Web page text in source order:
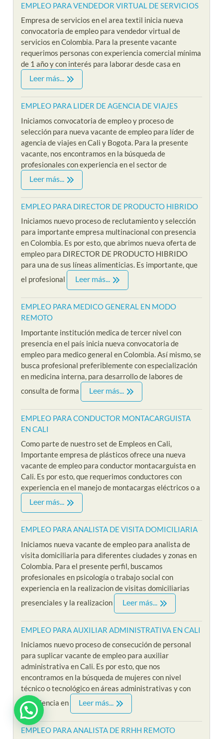
EMPLEO PARA VENDEDOR VIRTUAL DE SERVICIOS
Empresa de servicios en el area textil inicia nueva
convocatoria de empleo para vendedor virtual de
servicios en Colombia. Para la presente vacante
requerimos personas con experiencia comercial mínima
de 1 año y con interés para laborar desde casa en
Leer más...
EMPLEO PARA LIDER DE AGENCIA DE VIAJES
Iniciamos convocatoria de empleo y proceso de
selección para nueva vacante de empleo para líder de
agencia de viajes en Cali y Bogota. Para la presente
vacante, nos encontramos en la búsqueda de
profesionales con experiencia en el sector de
Leer más...
EMPLEO PARA DIRECTOR DE PRODUCTO HIBRIDO
Iniciamos nuevo proceso de reclutamiento y selección
para importante empresa multinacional con presencia
en Colombia. Es por esto, que abrimos nueva oferta de
empleo para DIRECTOR DE PRODUCTO HIBRIDO
para una de sus líneas alimenticias. Es importante, que
el profesional
Leer más...
EMPLEO PARA MEDICO GENERAL EN MODO
REMOTO
Importante institución medica de tercer nivel con
presencia en el país inicia nueva convocatoria de
empleo para medico general en Colombia. Así mismo, se
busca profesional preferiblemente con especialización
en medicina interna, para desarrollo de labores de
consulta de forma
Leer más...
EMPLEO PARA CONDUCTOR MONTACARGUISTA
EN CALI
Como parte de nuestro set de Empleos en Cali,
Importante empresa de plásticos ofrece una nueva
vacante de empleo para conductor montacarguista en
Cali. Es por esto, que requerimos conductores con
experiencia en el manejo de montacargas eléctricos o a
Leer más...
EMPLEO PARA ANALISTA DE VISITA DOMICILIARIA
Iniciamos nueva vacante de empleo para analista de
visita domiciliaria para diferentes ciudades y zonas en
Colombia. Para el presente perfil, buscamos
profesionales en psicología o trabajo social con
experiencia en la realizacion de visitas domiciliarias
presenciales y la realizacion
Leer más...
EMPLEO PARA AUXILIAR ADMINISTRATIVA EN CALI
Iniciamos nuevo proceso de consecución de personal
para suplicar vacante de empleo para auxiliar
administrativa en Cali. Es por esto, que nos
encontramos en la búsqueda de mujeres con nivel
técnico o tecnológico en áreas administrativas y con
experiencia en
Leer más...
EMPLEO PARA ANALISTA DE RRHH REMOTO